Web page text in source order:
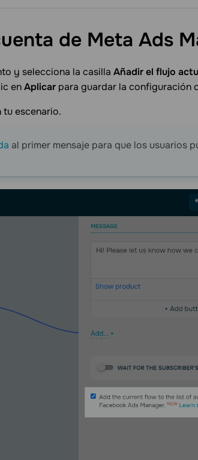
de Meta Ads
y selecciona la casilla Añadir el flujo
enAplicar para guardar la configuración
escenario.
al primer mensaje para que los usuarios